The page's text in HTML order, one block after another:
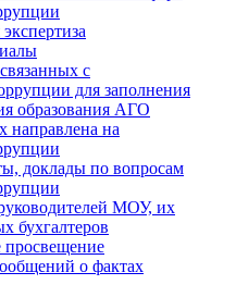
с
для заполнения
образования АГО
направлена на
доклады по вопросам
МОУ, их
бухгалтеров
о фактах